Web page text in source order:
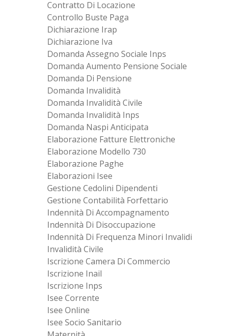
Contratto Di Locazione
Controllo Buste Paga
Dichiarazione Irap
Dichiarazione Iva
Domanda Assegno Sociale Inps
Domanda Aumento Pensione Sociale
Domanda Di Pensione
Domanda Invalidità
Domanda Invalidità Civile
Domanda Invalidità Inps
Domanda Naspi Anticipata
Elaborazione Fatture Elettroniche
Elaborazione Modello 730
Elaborazione Paghe
Elaborazioni Isee
Gestione Cedolini Dipendenti
Gestione Contabilità Forfettario
Indennità Di Accompagnamento
Indennità Di Disoccupazione
Indennità Di Frequenza Minori Invalidi
Invalidità Civile
Iscrizione Camera Di Commercio
Iscrizione Inail
Iscrizione Inps
Isee Corrente
Isee Online
Isee Socio Sanitario